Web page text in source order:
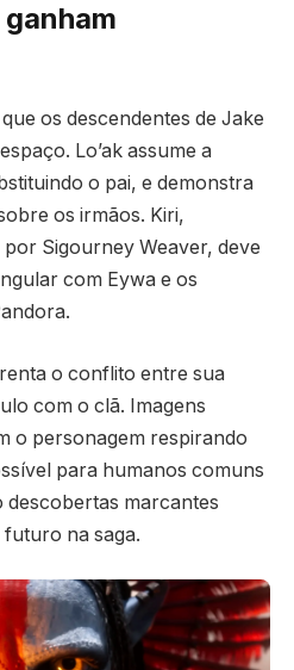
os descendentes de Jake
Lo’ak assume a
o pai, e demonstra
os irmãos. Kiri,
Sigourney Weaver, deve
com Eywa e os
o conflito entre sua
com o clã. Imagens
o personagem respirando
para humanos comuns
descobertas marcantes
na saga.